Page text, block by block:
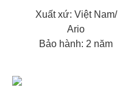
Xuất xứ: Việt Nam/
Ario
Bảo hành: 2 năm